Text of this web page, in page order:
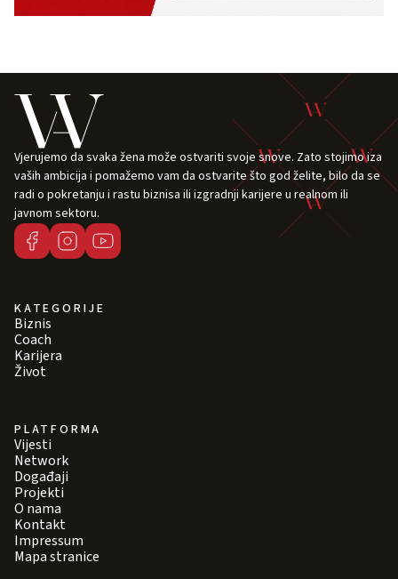
Vjerujemo da svaka žena može ostvariti svoje snove. Zato stojimo iza
vaših ambicija i pomažemo vam da ostvarite što god želite, bilo da se
radi o pokretanju i rastu biznisa ili izgradnji karijere u realnom ili
javnom sektoru.
KATEGORIJE
Biznis
Coach
Karijera
Život
PLATFORMA
Vijesti
Network
Događaji
Projekti
O nama
Kontakt
Impressum
Mapa stranice